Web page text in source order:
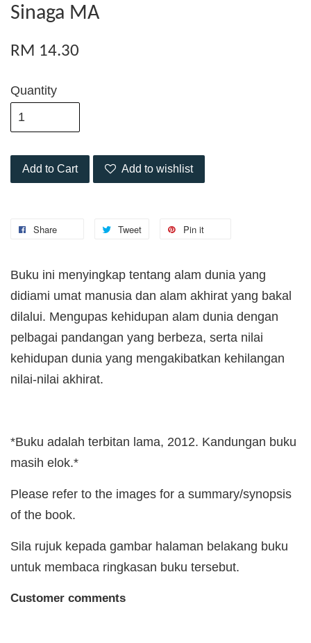
Sinaga MA
RM 14.30
Quantity
Add to Cart Add to wishlist
Share Tweet Pin it
Buku ini menyingkap tentang alam dunia yang
didiami umat manusia dan alam akhirat yang bakal
dilalui. Mengupas kehidupan alam dunia dengan
pelbagai pandangan yang berbeza, serta nilai
kehidupan dunia yang mengakibatkan kehilangan
nilai-nilai akhirat.
*Buku adalah terbitan lama, 2012. Kandungan buku
masih elok.*
Please refer to the images for a summary/synopsis
of the book.
Sila rujuk kepada gambar halaman belakang buku
untuk membaca ringkasan buku tersebut.
Customer comments